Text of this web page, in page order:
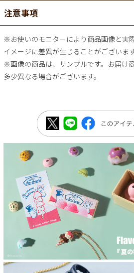
注意事項
※お使いのモニターにより商品画像と実
イメージに差異が生じることがございます
※画像の商品は、サンプルです。お届け
多少異なる場合がございます。